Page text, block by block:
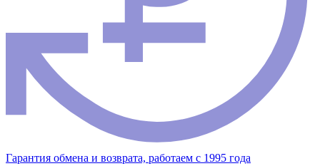
Гарантия обмена и возврата, работаем с 1995 года